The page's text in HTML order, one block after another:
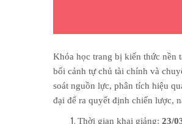
Khóa học trang bị kiến thức nền
bối cảnh tự chủ tài chính và
soát nguồn lực, phân tích hiệu
đại để ra quyết định chiến lược,
Thời gian khai giảng: 23/